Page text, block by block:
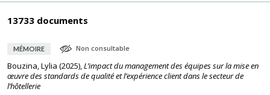
13733 documents
MÉMOIRE Non consultable
Bouzina, Lylia (2025),L’impact du management des équipes sur la mise en
œuvre des standards de qualité et l’expérience client dans le secteur de
l’hôtellerie